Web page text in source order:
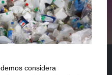
considera